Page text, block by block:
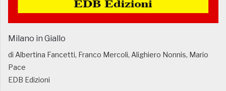
Milano in Giallo
di Albertina Fancetti, Franco Mercoli, Alighiero Nonnis, Mario
Pace
EDB Edizioni